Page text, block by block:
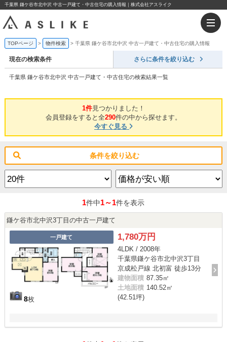
千葉県 鎌ケ谷市北中沢 中古一戸建て・中古住宅の購入情報｜株式会社アスライク
TOPページ 物件検索 千葉県 鎌ケ谷市北中沢 中古一戸建て・中古住宅の購入情報
現在の検索条件 さらに条件を絞り込む
千葉県 鎌ケ谷市北中沢 中古一戸建て・中古住宅の検索結果一覧
1件見つかりました！
会員登録をすると全290件の中から探せます。
今すぐ見る
条件を絞り込む
1件中1～1件を表示
鎌ケ谷市北中沢3丁目の中古一戸建て
一戸建て
8枚
1,780万円
4LDK / 2008年
千葉県鎌ケ谷市北中沢3丁目
京成松戸線 北初富 徒歩13分
建物面積 87.35㎡
土地面積 140.52㎡
(42.51坪)